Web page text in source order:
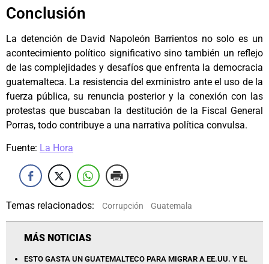
Conclusión
La detención de David Napoleón Barrientos no solo es un
acontecimiento político significativo sino también un reflejo
de las complejidades y desafíos que enfrenta la democracia
guatemalteca. La resistencia del exministro ante el uso de la
fuerza pública, su renuncia posterior y la conexión con las
protestas que buscaban la destitución de la Fiscal General
Porras, todo contribuye a una narrativa política convulsa.
Fuente: La Hora
Temas relacionados: Corrupción Guatemala
MÁS NOTICIAS
ESTO GASTA UN GUATEMALTECO PARA MIGRAR A EE.UU. Y EL